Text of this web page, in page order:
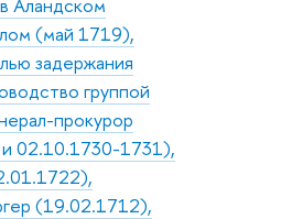
(май 1719),
задержания
группой
прокурор
02.10.1730-1731),
(19.02.1712),